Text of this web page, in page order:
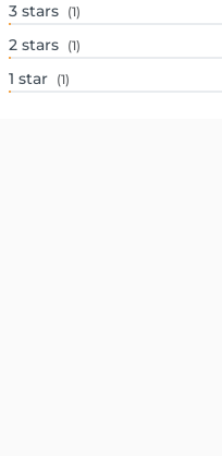
3 stars (1)
2 stars (1)
1 star (1)